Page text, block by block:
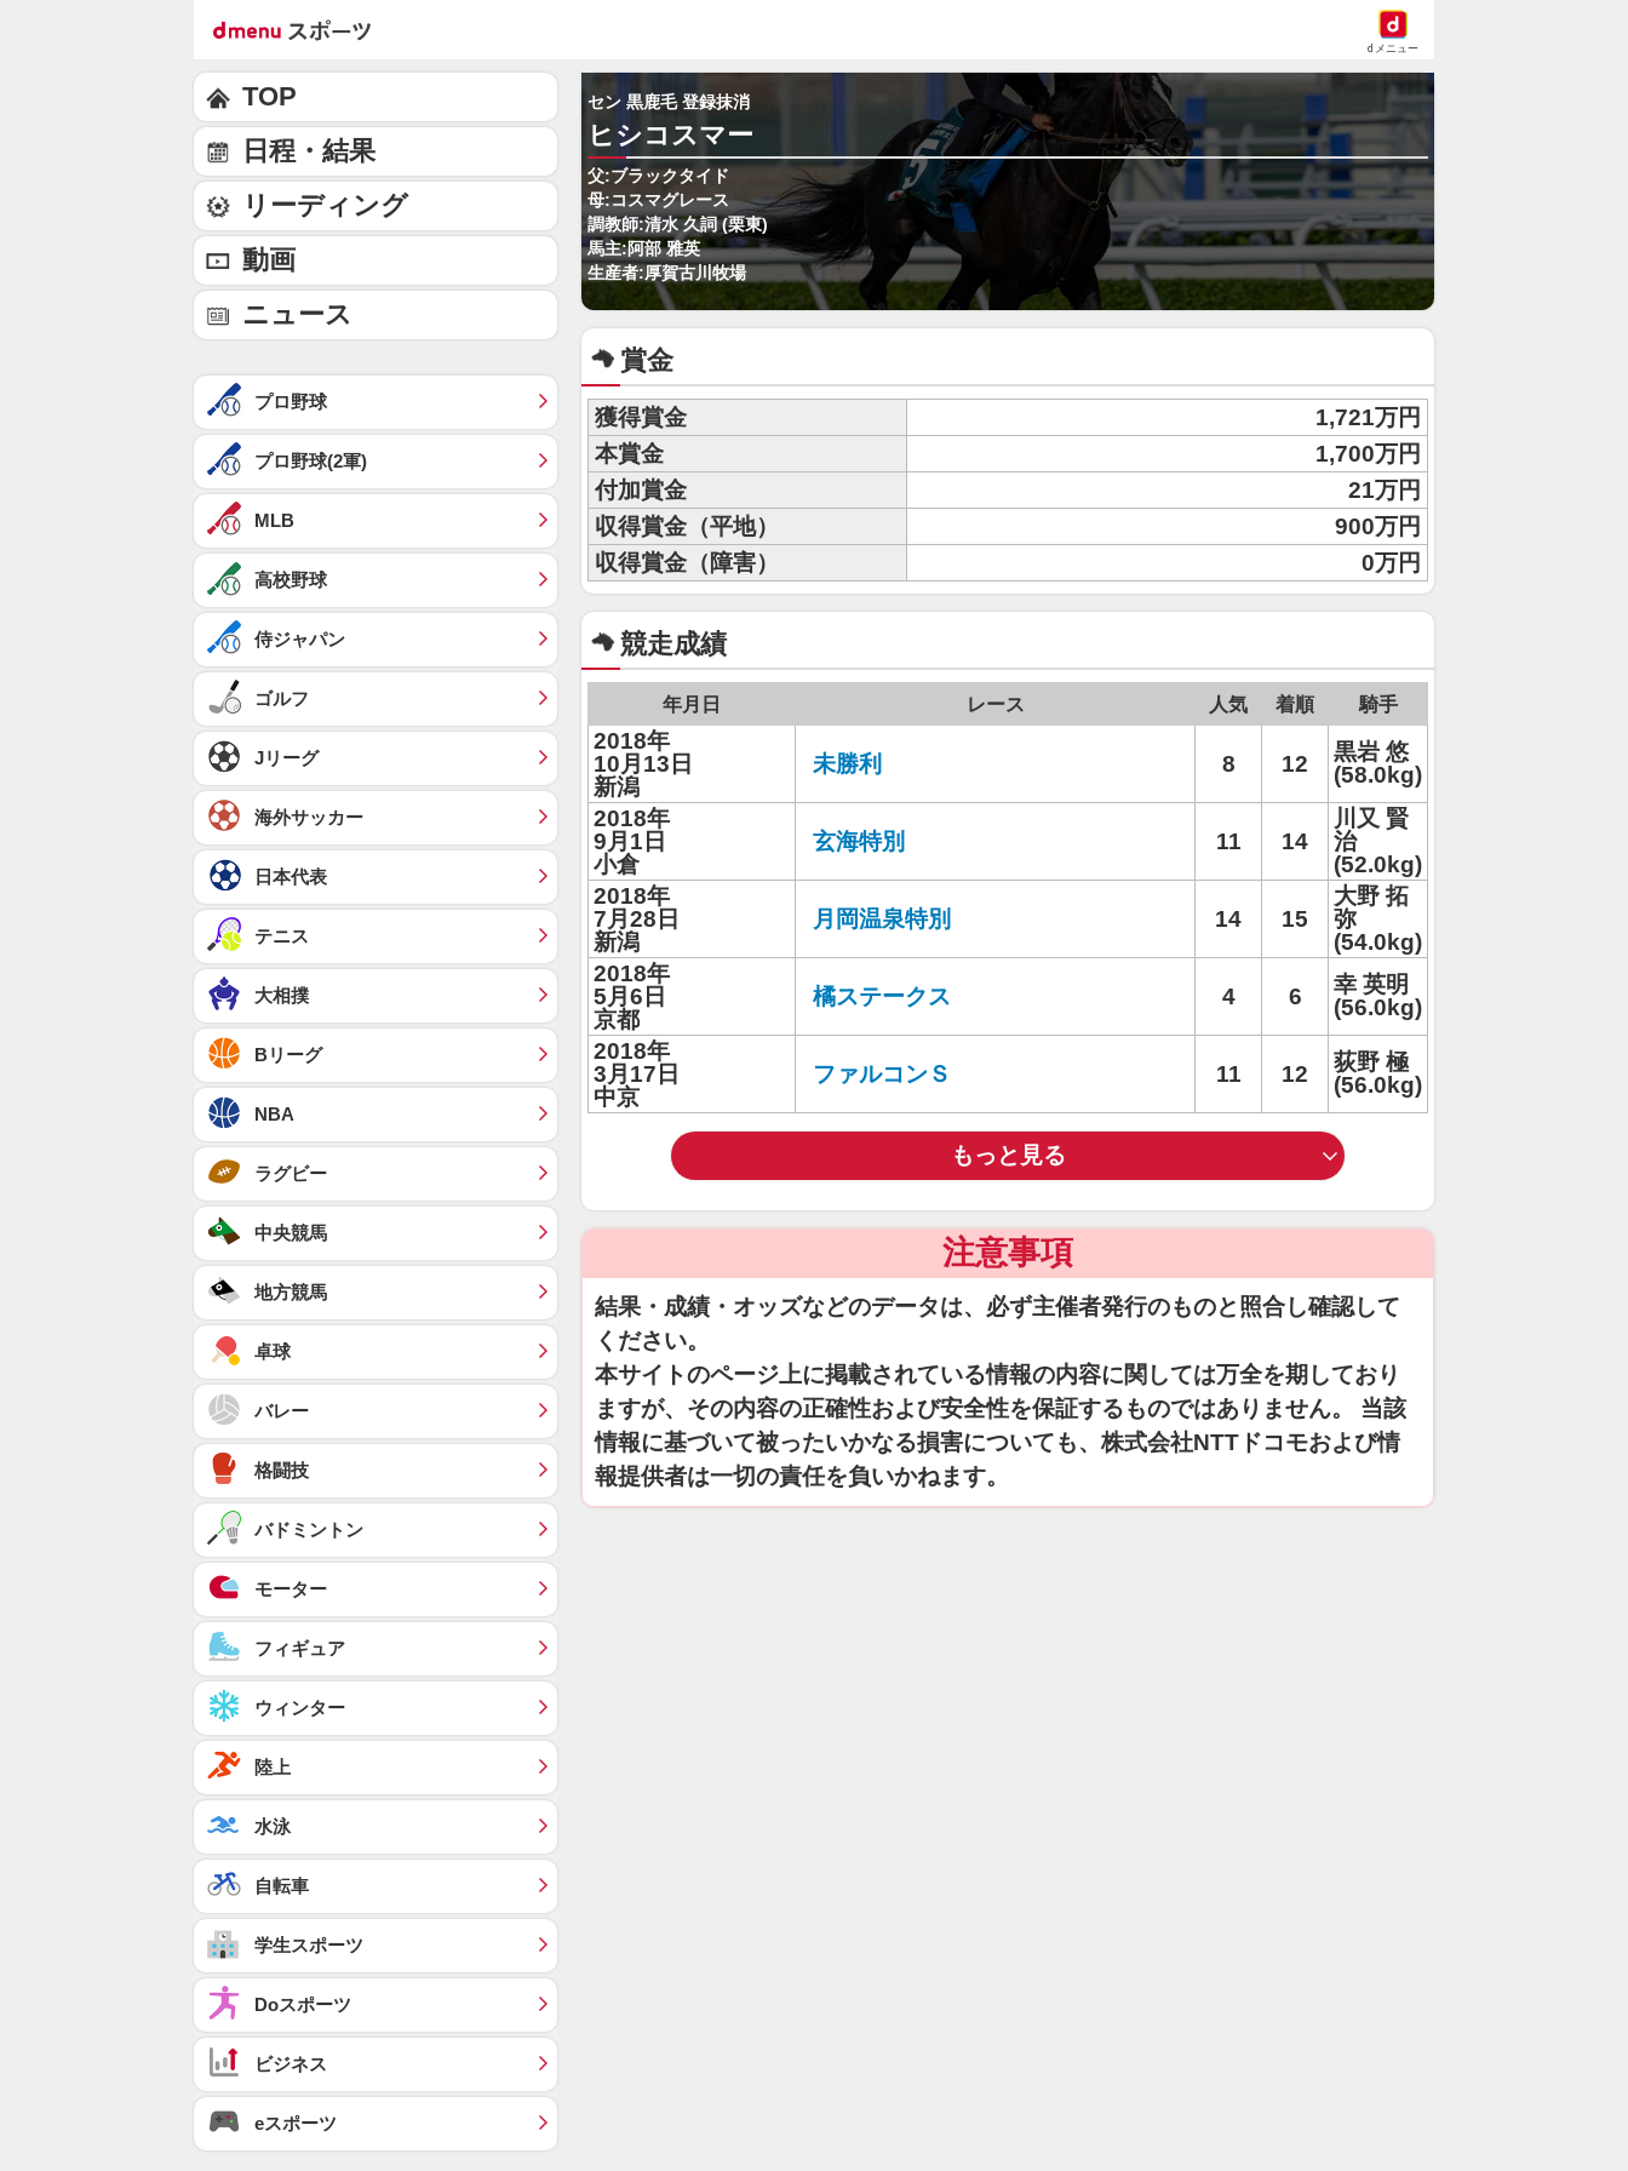
dメニュー
セン 黒鹿毛 登録抹消
ヒシコスマー
父:ブラックタイド
母:コスマグレース
調教師:清水 久詞 (栗東)
馬主:阿部 雅英
生産者:厚賀古川牧場
賞金
獲得賞金
1,721万円
本賞金
1,700万円
付加賞金
21万円
収得賞金（平地）
900万円
収得賞金（障害）
0万円
競走成績
年月日 レース 人気 着順 騎手
2018年
10月13日
新潟
未勝利 8 12
黒岩 悠
(58.0kg)
2018年
9月1日
小倉
玄海特別 11 14
川又 賢
治
(52.0kg)
2018年
7月28日
新潟
月岡温泉特別 14 15
大野 拓
弥
(54.0kg)
2018年
5月6日
京都
橘ステークス 4 6
幸 英明
(56.0kg)
2018年
3月17日
中京
ファルコンＳ 11 12
荻野 極
(56.0kg)
もっと見る
注意事項
結果・成績・オッズなどのデータは、必ず主催者発行のものと照合し確認して
ください。
本サイトのページ上に掲載されている情報の内容に関しては万全を期しており
ますが、その内容の正確性および安全性を保証するものではありません。 当該
情報に基づいて被ったいかなる損害についても、株式会社NTTドコモおよび情
報提供者は一切の責任を負いかねます。
TOP
日程・結果
リーディング
動画
ニュース
プロ野球
プロ野球(2軍)
MLB
高校野球
侍ジャパン
ゴルフ
Jリーグ
海外サッカー
日本代表
テニス
大相撲
Bリーグ
NBA
ラグビー
中央競馬
地方競馬
卓球
バレー
格闘技
バドミントン
モーター
フィギュア
ウィンター
陸上
水泳
自転車
学生スポーツ
Doスポーツ
ビジネス
eスポーツ